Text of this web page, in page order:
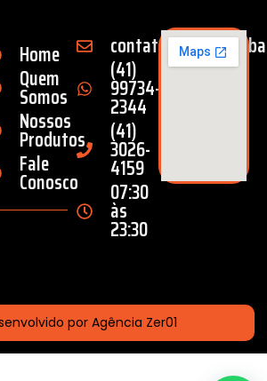
Home
Quem
Somos
Nossos
Produtos
Fale
Conosco
(41)
99734-
2344
(41)
3026-
4159
07:30
às
23:30
por Agência Zer01